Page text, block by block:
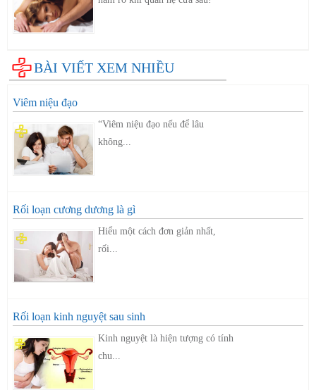
BÀI VIẾT XEM NHIỀU
Viêm niệu đạo
“Viêm niệu đạo nếu để lâu
không...
Rối loạn cương dương là gì
Hiểu một cách đơn giản nhất,
rối...
Rối loạn kinh nguyệt sau sinh
Kinh nguyệt là hiện tượng có tính
chu...